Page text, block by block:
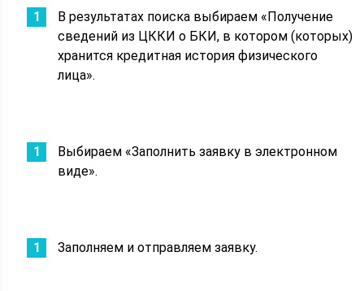
В результатах поиска выбираем «Получение
сведений из ЦККИ о БКИ, в котором (которых)
хранится кредитная история физического
лица».
Выбираем «Заполнить заявку в электронном
виде».
Заполняем и отправляем заявку.